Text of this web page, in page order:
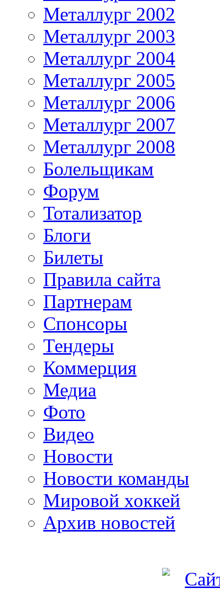
Металлург 2002
Металлург 2003
Металлург 2004
Металлург 2005
Металлург 2006
Металлург 2007
Металлург 2008
Болельщикам
Форум
Тотализатор
Блоги
Билеты
Правила сайта
Партнерам
Спонсоры
Тендеры
Коммерция
Медиа
Фото
Видео
Новости
Новости команды
Мировой хоккей
Архив новостей